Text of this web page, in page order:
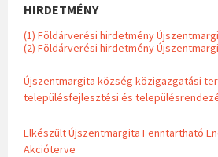
HIRDETMÉNY
(1) Földárverési hirdetmény
(2) Földárverési hirdetmény
Újszentmargita község közigazgatási
településfejlesztési és
Elkészült Újszentmargita Fenntartható
Akcióterve